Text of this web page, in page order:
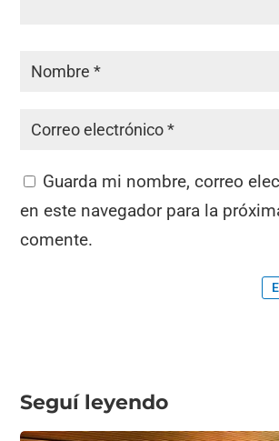
Guarda mi nombre, correo
en este navegador para la
comente.
Seguí leyendo